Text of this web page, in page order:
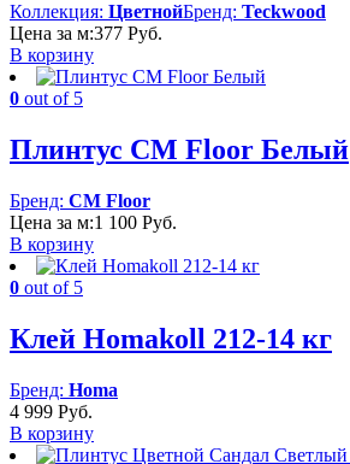
Коллекция: ЦветнойБренд: Teckwood
Цена за м:377 Руб.
В корзину
0 out of 5
Плинтус CM Floor Белый
Бренд: CM Floor
Цена за м:1 100 Руб.
В корзину
0 out of 5
Клей Homakoll 212-14 кг
Бренд: Homa
4 999 Руб.
В корзину